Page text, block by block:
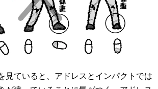
見ていると、アドレスとインパクトでは